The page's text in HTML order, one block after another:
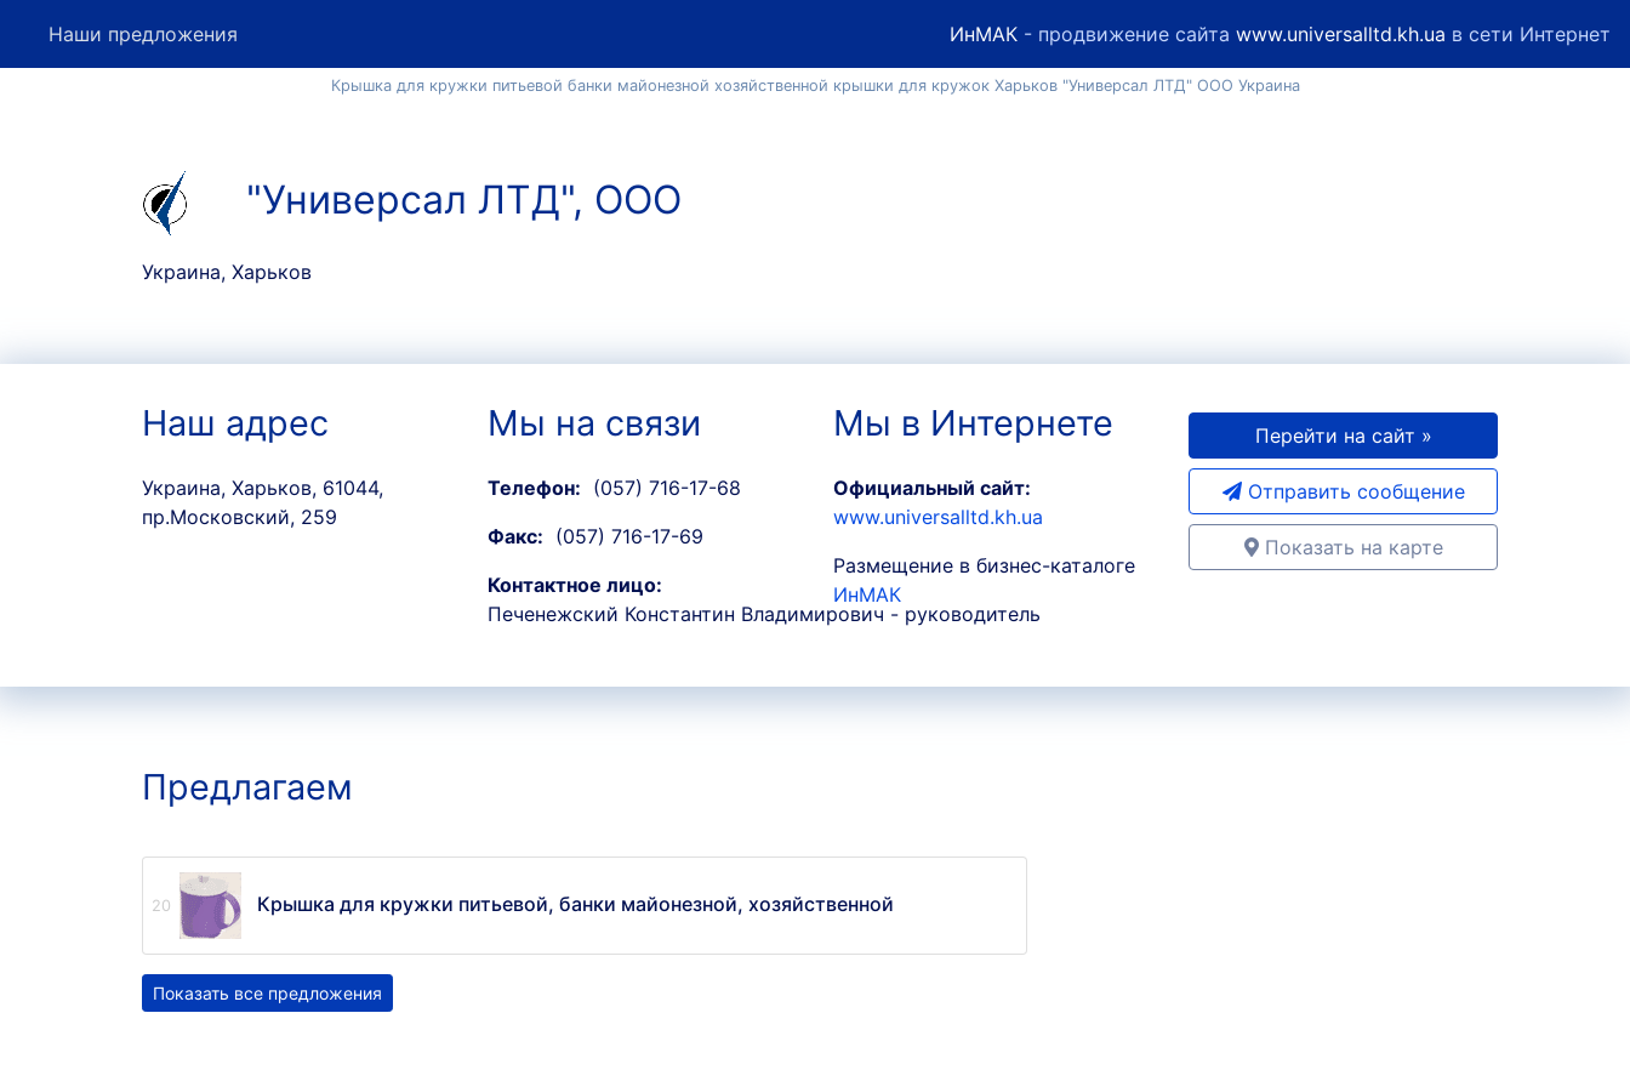
Наши предложения ИнМАК - продвижение сайта www.universalltd.kh.ua в сети Интернет
Крышка для кружки питьевой банки майонезной хозяйственной крышки для кружок Харьков "Универсал ЛТД" ООО Украина
"Универсал ЛТД", ООО
Украина, Харьков
Наш адрес
Украина, Харьков, 61044,
пр.Московский, 259
Мы на связи
Телефон: (057) 716-17-68
Факс: (057) 716-17-69
Контактное лицо:
Печенежский Константин Владимирович - руководитель
Мы в Интернете
Официальный сайт:
www.universalltd.kh.ua
Размещение в бизнес-каталоге
ИнМАК
Перейти на сайт »
Отправить сообщение
Показать на карте
Предлагаем
Крышка для кружки питьевой, банки майонезной, хозяйственной
Показать все предложения